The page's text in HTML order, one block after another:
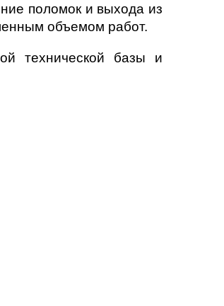
поломок и выхода из
объемом работ.
технической базы и